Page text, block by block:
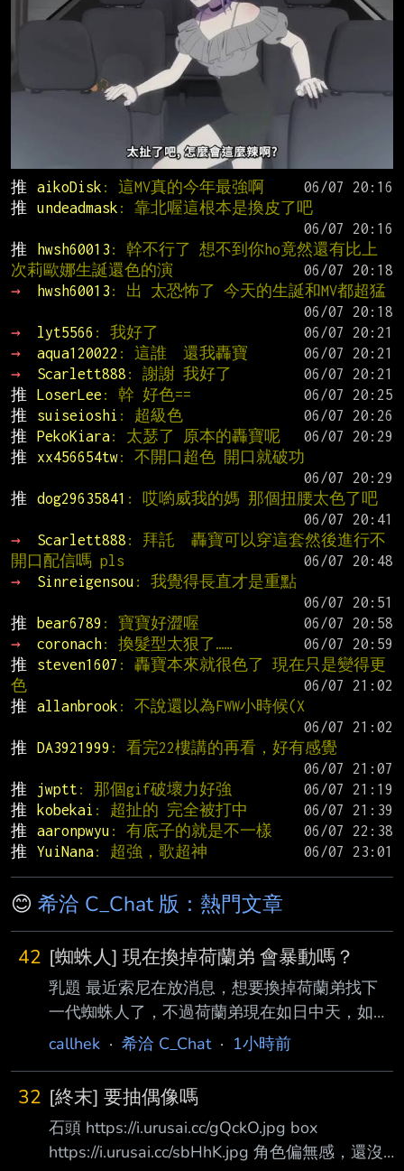
推 aikoDisk : 這MV真的今年最強啊
推
undeadmask : 靠北喔這根本是換皮了吧
推
hwsh60013 : 幹不行了 想不到你ho竟然還有比上
次莉歐娜生誕還色的演
→
hwsh60013 : 出 太恐怖了 今天的生誕和MV都超猛
→
lyt5566 : 我好了
→
aqua120022 : 這誰  還我轟寶
→
Scarlett888 : 謝謝 我好了
推
LoserLee : 幹 好色==
推
suiseioshi : 超級色
推
PekoKiara: 太瑟了 原本的轟寶呢
推
xx456654tw: 不開口超色 開口就破功
推
dog29635841 : 哎喲威我的媽 那個扭腰太色了吧
→
Scarlett888 : 拜託  轟寶可以穿這套然後進行不
開口配信嗎 pls
→
Sinreigensou : 我覺得長直才是重點
推
bear6789 : 寶寶好澀喔
→
coronach: 換髮型太狠了……
推
steven1607 : 轟寶本來就很色了 現在只是變得更
色
推
allanbrook : 不說還以為FWW小時候(X
推
DA3921999 : 看完22樓講的再看，好有感覺
推
jwptt : 那個gif破壞力好強
推
kobekai : 超扯的 完全被打中
推
aaronpwyu : 有底子的就是不一樣
推
YuiNana: 超強，歌超神
😊 希洽 C_Chat 版：熱門文章
42 [蜘蛛人] 現在換掉荷蘭弟 會暴動嗎？
乳題 最近索尼在放消息，想要換掉荷蘭弟找下
一代蜘蛛人了，不過荷蘭弟現在如日中天，如果
突然換掉會暴動嗎？ 陶比是拍完三部曲加上再
的因素，要跟漫 威合作加上票房變差才卸任，
那荷蘭弟現在則是因為他演太久想要換掉。 如
果說下一代蜘蛛人是，邁爾斯出任讓荷蘭弟帶他
就算了，結果是直接換一個新的人演彼 得帕
callhek · 希洽 C_Chat· 1小時前
32 [終末] 要抽偶像嗎
石頭 https://i.urusai.cc/gQckO.jpg box
https://i.urusai.cc/sbHhK.jpg 角色偏無感，還沒看